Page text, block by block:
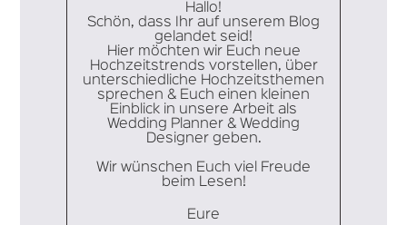
Hallo!
Schön, dass Ihr auf unserem Blog
gelandet seid!
Hier möchten wir Euch neue
Hochzeitstrends vorstellen, über
unterschiedliche Hochzeitsthemen
sprechen & Euch einen kleinen
Einblick in unsere Arbeit als
Wedding Planner & Wedding
Designer geben.
Wir wünschen Euch viel Freude
beim Lesen!
Eure